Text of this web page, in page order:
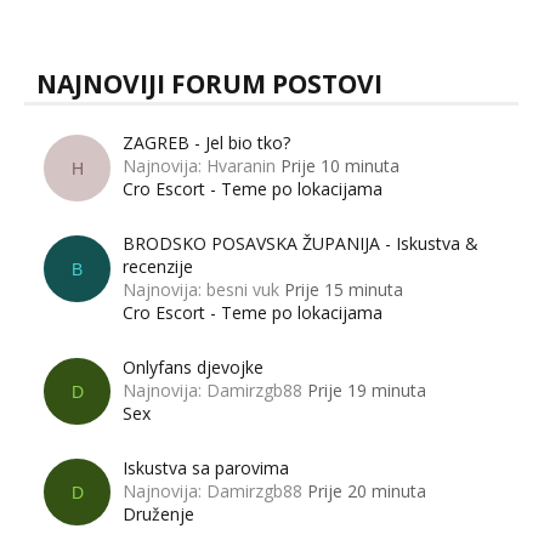
NAJNOVIJI FORUM POSTOVI
H
ZAGREB - Jel bio tko?
Najnovija: Hvaranin Prije 10 minuta
Cro Escort - Teme po lokacijama
B
BRODSKO POSAVSKA ŽUPANIJA - Iskustva &
recenzije
Najnovija: besni vuk Prije 15 minuta
Cro Escort - Teme po lokacijama
D
Onlyfans djevojke
Najnovija: Damirzgb88 Prije 19 minuta
Sex
D
Iskustva sa parovima
Najnovija: Damirzgb88 Prije 20 minuta
Druženje